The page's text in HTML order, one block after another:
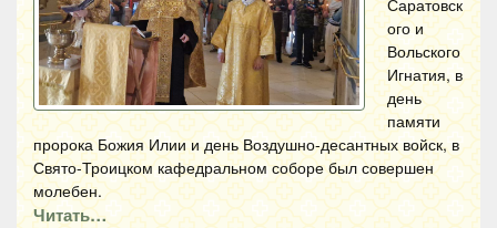
Саратовск
ого и
Вольского
Игнатия, в
день
памяти
пророка Божия Илии и день Воздушно-десантных войск, в
Свято-Троицком кафедральном соборе был совершен
молебен.
Читать…